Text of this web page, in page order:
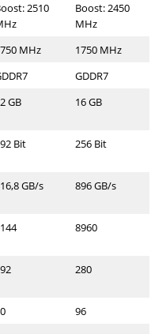
2510
Boost: 2450
MHz
MHz
1750 MHz
GDDR7
GB 16 GB
Bit 256 Bit
GB/s 896 GB/s
8960
280
96